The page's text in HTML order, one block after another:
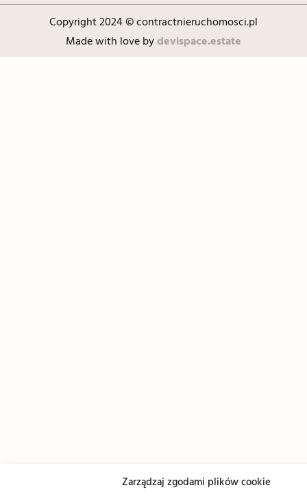
Zarządzaj zgodami plików cookie
Copyright 2024 © contractnieruchomosci.pl
Made with love bydevispace.estate